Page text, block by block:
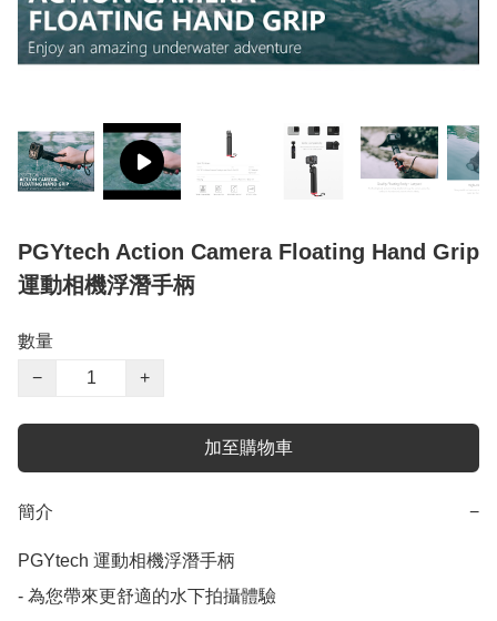
PGYtech Action Camera Floating Hand Grip
運動相機浮潛手柄
數量
−
+
加至購物車
簡介 −
PGYtech 運動相機浮潛手柄
- 為您帶來更舒適的水下拍攝體驗